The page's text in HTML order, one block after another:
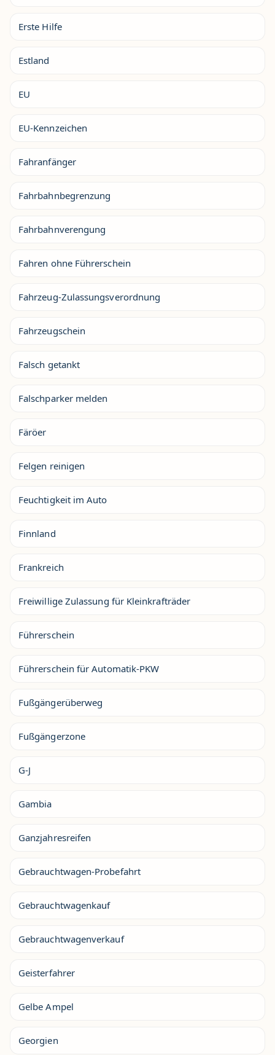
Erste Hilfe
Estland
EU
EU-Kennzeichen
Fahranfänger
Fahrbahnbegrenzung
Fahrbahnverengung
Fahren ohne Führerschein
Fahrzeug-Zulassungsverordnung
Fahrzeugschein
Falsch getankt
Falschparker melden
Färöer
Felgen reinigen
Feuchtigkeit im Auto
Finnland
Frankreich
Freiwillige Zulassung für Kleinkrafträder
Führerschein
Führerschein für Automatik-PKW
Fußgängerüberweg
Fußgängerzone
G-J
Gambia
Ganzjahresreifen
Gebrauchtwagen-Probefahrt
Gebrauchtwagenkauf
Gebrauchtwagenverkauf
Geisterfahrer
Gelbe Ampel
Georgien